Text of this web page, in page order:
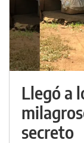
Llegó a
secreto